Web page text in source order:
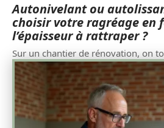
Autonivelant ou
choisir votre ragréage en
l’épaisseur à rattraper ?
Sur un chantier de rénovation, on